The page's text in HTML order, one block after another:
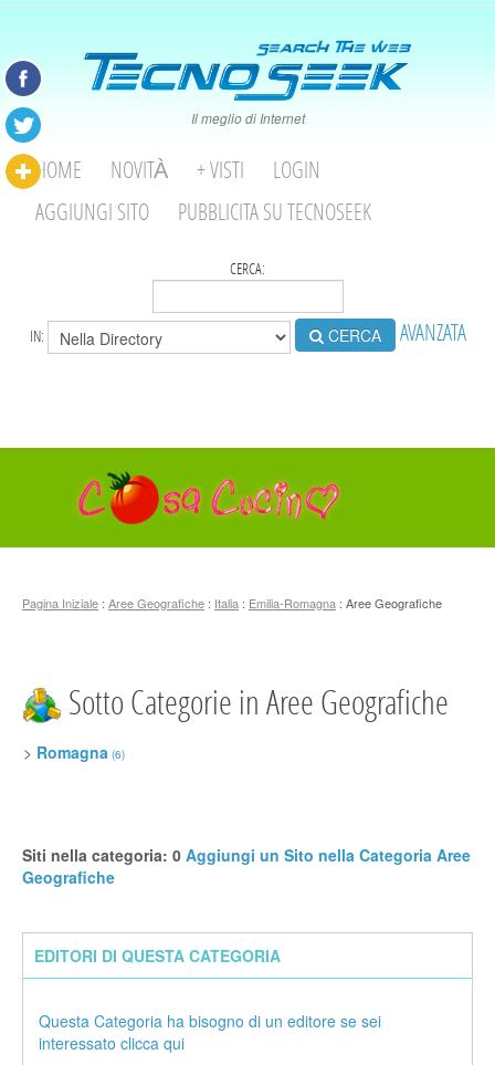
Il meglio di Internet
HOME NOVITÀ + VISTI
LOGIN
AGGIUNGI SITO
PUBBLICITA SU TECNOSEEK
CERCA:
IN: CERCA AVANZATA
Pagina Iniziale : Aree Geografiche : Italia : Emilia-Romagna : Aree Geografiche
Sotto Categorie in Aree Geografiche
> Romagna (6)
Siti nella categoria: 0 Aggiungi un Sito nella Categoria Aree
Geografiche
EDITORI DI QUESTA CATEGORIA
Questa Categoria ha bisogno di un editore se sei
interessato clicca qui